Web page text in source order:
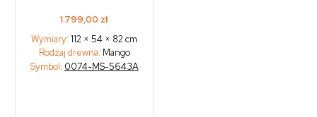
1.799,00 zł
Wymiary:112 × 54 × 82 cm
Rodzaj drewna: Mango
Symbol: 0074-MS-5643A